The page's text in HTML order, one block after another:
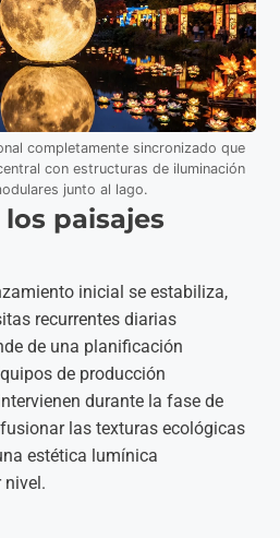
completamente sincronizado que
con estructuras de iluminación
junto al lago.
paisajes
inicial se estabiliza,
recurrentes diarias
de una planificación
de producción
durante la fase de
las texturas ecológicas
estética lumínica
nivel.